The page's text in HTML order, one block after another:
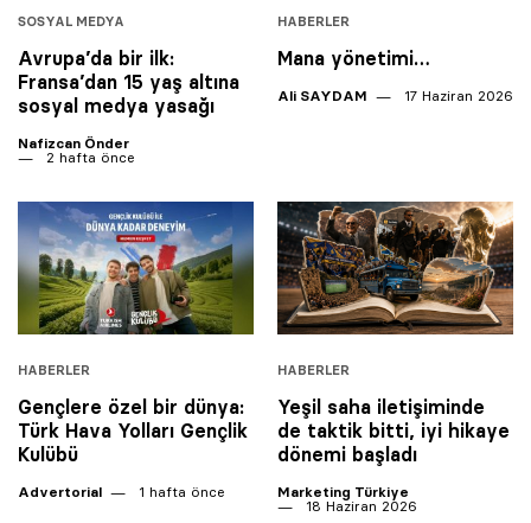
SOSYAL MEDYA
Avrupa’da bir ilk:
Fransa’dan 15 yaş altına
sosyal medya yasağı
Nafizcan Önder
2 hafta önce
HABERLER
Mana yönetimi…
Ali SAYDAM 17 Haziran 2026
HABERLER
Gençlere özel bir dünya:
Türk Hava Yolları Gençlik
Kulübü
Advertorial 1 hafta önce
HABERLER
Yeşil saha iletişiminde
de taktik bitti, iyi hikaye
dönemi başladı
Marketing Türkiye
18 Haziran 2026